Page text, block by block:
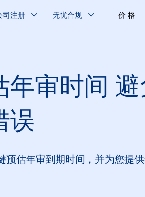
司注册 无忧合规 价 格
年审时间
误
估年审到期时间，并为您提